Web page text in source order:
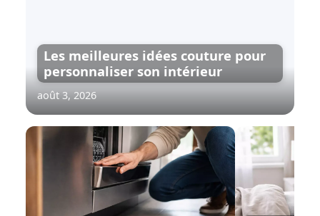
Les meilleures idées couture pour
personnaliser son intérieur
août 3, 2026